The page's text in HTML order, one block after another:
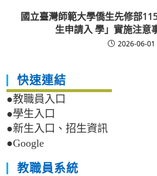
國立臺灣師範大學僑生先修部
生申請入 學」實施注意
2026-06-01
快速連結
●教職員入口
●學生入口
●新生入口、招生資訊
●Google
教職員系統